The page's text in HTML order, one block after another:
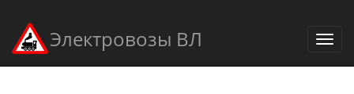
Электровозы ВЛ